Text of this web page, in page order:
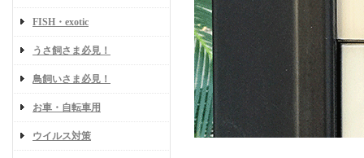
FISH・exotic
うさ飼さま必見！
鳥飼いさま必見！
お車・自転車用
ウイルス対策